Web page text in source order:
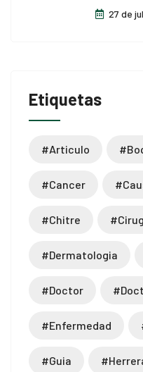
27 de
Etiquetas
#articulo
#cancer
#chitre
#dermatologia
#doctor
#enfermedad
#guia